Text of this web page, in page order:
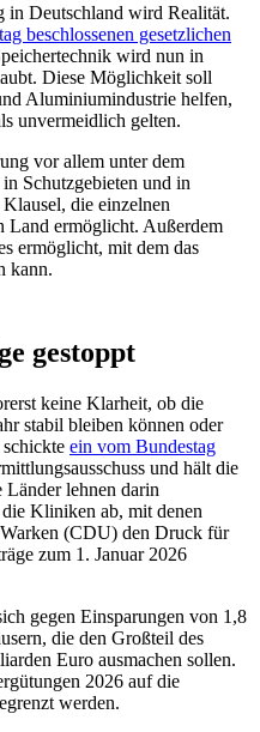
in Deutschland wird Realität.
beschlossenen gesetzlichen
wird nun in
Diese Möglichkeit soll
Aluminiumindustrie helfen,
unvermeidlich gelten.
vor allem unter dem
Schutzgebieten und in
die einzelnen
Land ermöglicht. Außerdem
ermöglicht, mit dem das
kann.
gestoppt
keine Klarheit, ob die
stabil bleiben können oder
ein vom Bundestag
und hält die
lehnen darin
Kliniken ab, mit denen
(CDU) den Druck für
zum 1. Januar 2026
gegen Einsparungen von 1,8
die den Großteil des
Euro ausmachen sollen.
2026 auf die
werden.